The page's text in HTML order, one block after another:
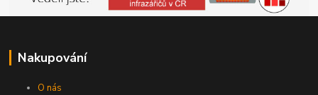
Nakupování
O nás